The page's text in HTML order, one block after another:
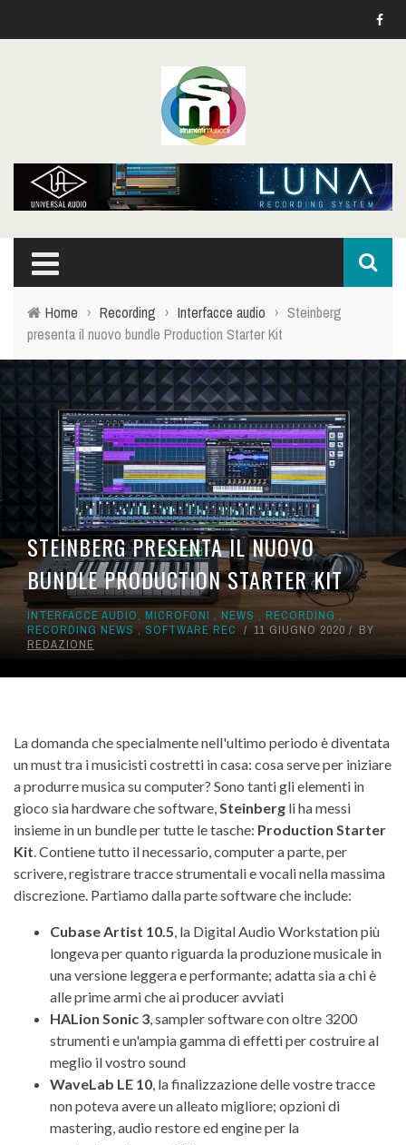
Home › Recording › Interfacce audio › Steinberg
presenta il nuovo bundle Production Starter Kit
STEINBERG PRESENTA IL NUOVO
BUNDLE PRODUCTION STARTER KIT
INTERFACCE AUDIO, MICROFONI , NEWS , RECORDING ,
RECORDING NEWS , SOFTWARE REC 11 GIUGNO 2020
BY
REDAZIONE
La domanda che specialmente nell'ultimo periodo è diventata
un must tra i musicisti costretti in casa: cosa serve per iniziare
a produrre musica su computer? Sono tanti gli elementi in
gioco sia hardware che software, Steinberg li ha messi
insieme in un bundle per tutte le tasche: Production Starter
Kit . Contiene tutto il necessario, computer a parte, per
scrivere, registrare tracce strumentali e vocali nella massima
discrezione. Partiamo dalla parte software che include:
Cubase Artist 10.5 , la Digital Audio Workstation più
longeva per quanto riguarda la produzione musicale in
una versione leggera e performante; adatta sia a chi è
alle prime armi che ai producer avviati
HALion Sonic 3 , sampler software con oltre 3200
strumenti e un'ampia gamma di effetti per costruire al
meglio il vostro sound
WaveLab LE 10 , la finalizzazione delle vostre tracce
non poteva avere un alleato migliore; opzioni di
mastering, audio restore ed engine per la